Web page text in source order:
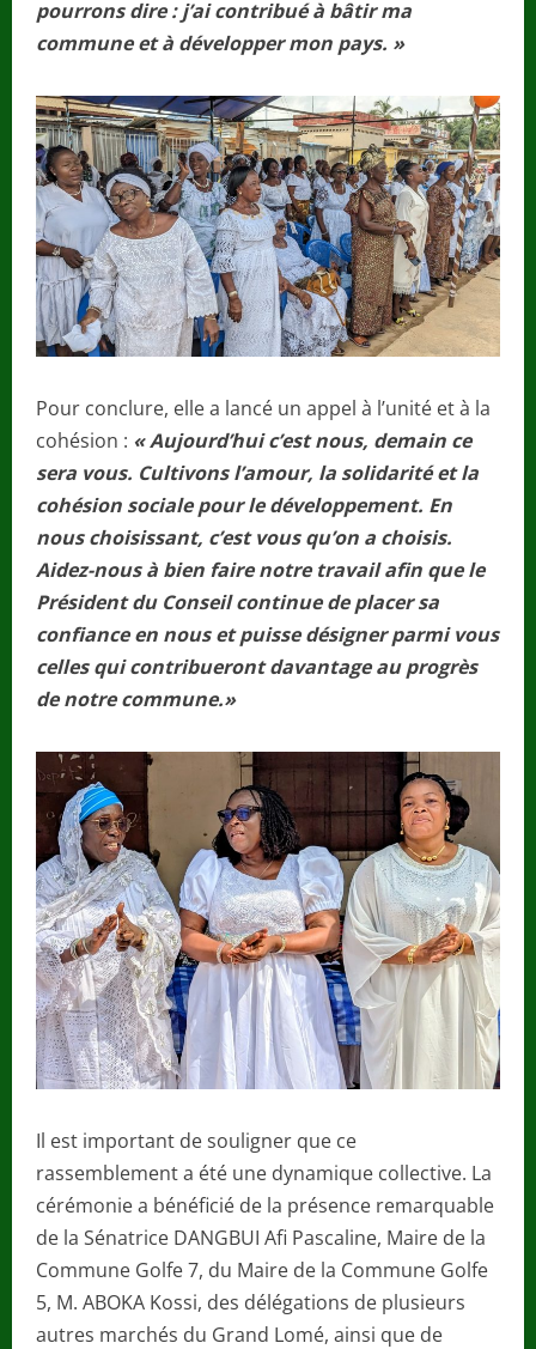
pourrons dire : j’ai contribué à bâtir ma
commune et à développer mon pays. »
Pour conclure, elle a lancé un appel à l’unité et à la
cohésion : « Aujourd’hui c’est nous, demain ce
sera vous. Cultivons l’amour, la solidarité et la
cohésion sociale pour le développement. En
nous choisissant, c’est vous qu’on a choisis.
Aidez-nous à bien faire notre travail afin que le
Président du Conseil continue de placer sa
confiance en nous et puisse désigner parmi vous
celles qui contribueront davantage au progrès
de notre commune.»
Il est important de souligner que ce
rassemblement a été une dynamique collective. La
cérémonie a bénéficié de la présence remarquable
de la Sénatrice DANGBUI Afi Pascaline, Maire de la
Commune Golfe 7, du Maire de la Commune Golfe
5, M. ABOKA Kossi, des délégations de plusieurs
autres marchés du Grand Lomé, ainsi que de